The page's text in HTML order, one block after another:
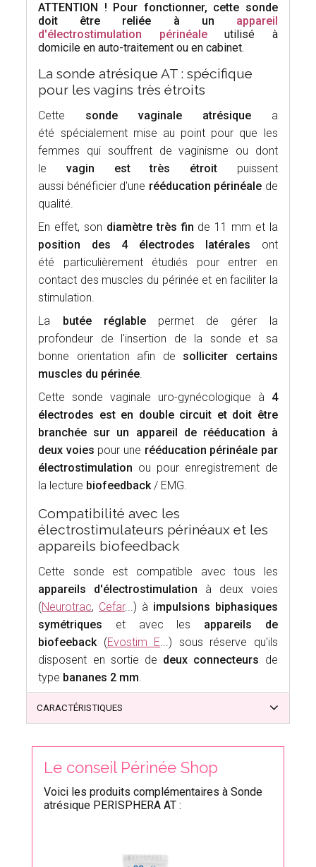
ATTENTION ! Pour fonctionner, cette sonde
doit être reliée à un appareil
d'électrostimulation périnéale
utilisé à
domicile en auto-traitement ou en cabinet.
La sonde atrésique AT : spécifique
pour les vagins très étroits
Cette sonde vaginale atrésique a
été spécialement mise au point pour que les
femmes qui souffrent de vaginisme ou dont
levagin est très étroitpuissent
aussi bénéficier d'une rééducation périnéale de
qualité.
En effet, son diamètre très fin de 11 mm et la
position des 4 électrodes latérales ont
été particulièrement étudiés pour entrer en
contact des muscles du périnée et en faciliter la
stimulation.
La
butée réglablepermet de gérer la
profondeur de l'insertion de la sonde et sa
bonne orientation afin de solliciter certains
muscles du périnée.
Cette sonde vaginale uro-gynécologique à 4
électrodes est en double circuit et doit être
branchée sur un appareil de rééducation à
deux voies pour une rééducation périnéale par
électrostimulation ou pour enregistrement de
la lecture biofeedback/ EMG.
Compatibilité avec les
électrostimulateurs périnéaux et les
appareils biofeedback
Cette sonde est compatible avec tous les
appareils d'électrostimulation à deux voies
(Neurotrac, Cefar...) à impulsions biphasiques
symétriques et avec les appareils de
biofeeback(Evostim E...) sous réserve qu'ils
disposent en sortie de deux connecteurs de
type bananes 2 mm.
CARACTÉRISTIQUES
Le conseil Périnée Shop
Voici les produits complémentaires à Sonde
atrésique PERISPHERA AT :